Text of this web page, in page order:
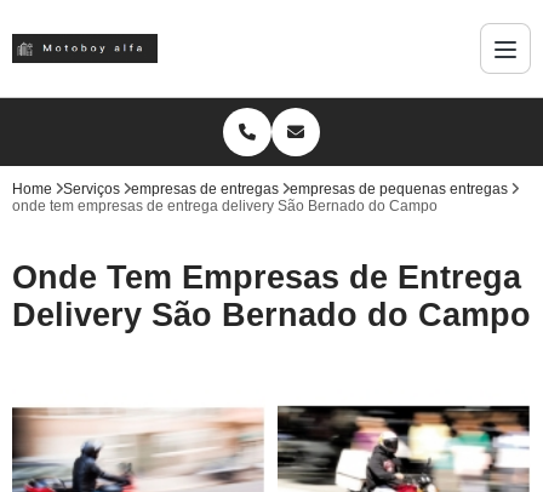
Home Serviços empresas de entregas
empresas de pequenas entregas
onde tem empresas de entrega delivery São Bernado do Campo
Onde Tem Empresas de Entrega
Delivery São Bernado do Campo